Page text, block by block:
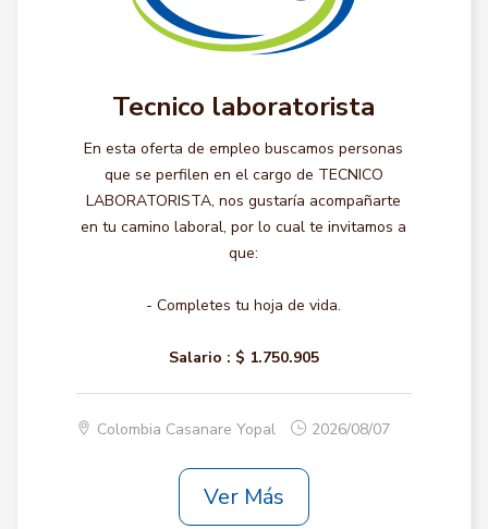
Tecnico laboratorista
En esta oferta de empleo buscamos personas
que se perfilen en el cargo de TECNICO
LABORATORISTA, nos gustaría acompañarte
en tu camino laboral, por lo cual te invitamos a
que:
- Completes tu hoja de vida.
Salario : $ 1.750.905
Colombia Casanare Yopal 2026/08/07
Ver Más